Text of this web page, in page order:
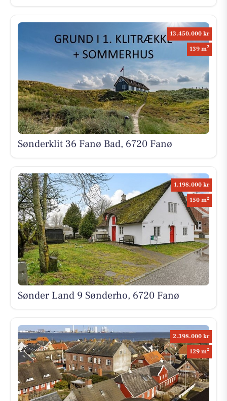
13.450.000 kr
139 m2
Sønderklit 36 Fanø Bad, 6720 Fanø
1.198.000 kr
150 m2
Sønder Land 9 Sønderho, 6720 Fanø
2.398.000 kr
129 m2